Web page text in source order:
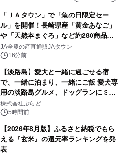
「ＪＡタウン」で「魚の日限定セー
ル」を開催！長崎県産「黄金あなご」
や「天然本まぐろ」など約280商品を
販売！～毎月１０日の定例企画～
JA全農の産直通販JAタウン
16分前
【淡路島】愛犬と一緒に過ごせる宿
で、一緒に泊まり、一緒にご飯 愛犬専
用の淡路島グルメ、ドッグランにミニ
プール グランピングとトレーラーハウ
スの2施設で
株式会社ぷらど
5時間前
【2026年8月版】ふるさと納税でもら
える『玄米』の還元率ランキングを発
表